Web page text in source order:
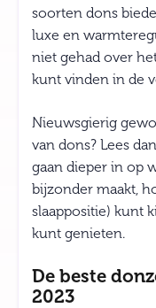
soorten dons
luxe en
niet gehad over
kunt vinden in de
Nieuwsgierig
van dons? Lees
gaan dieper in op
bijzonder maakt,
slaappositie) kunt
kunt genieten.
De beste
2023